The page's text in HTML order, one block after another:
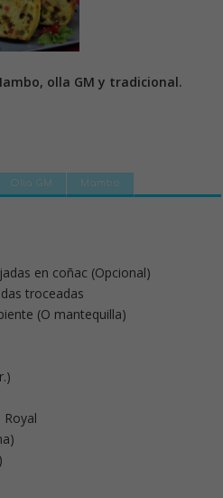
olla GM y tradicional.
Olla GM Mambo
en coñac (Opcional)
troceadas
(O mantequilla)